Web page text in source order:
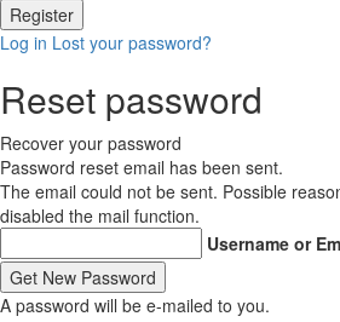
Log in Lost your password?
Reset password
Recover your password
Password reset email has been sent.
The email could not be sent. Possible
disabled the mail function.
Username or
A password will be e-mailed to you.